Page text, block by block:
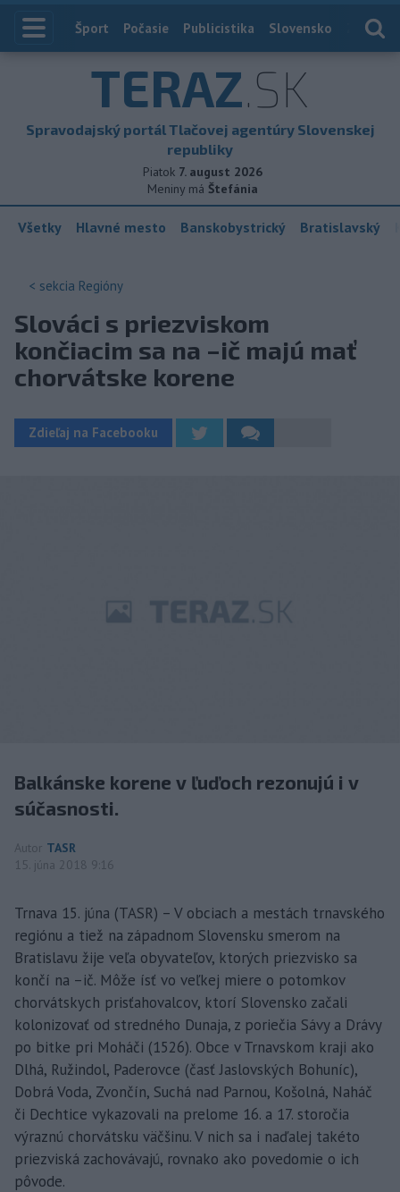
Index
Šport Počasie Publicistika Slovensko
TERAZ.SK
Spravodajský portál Tlačovej agentúry Slovenskej
republiky
Piatok 7. august 2026
Meniny má Štefánia
Všetky Hlavné mesto Banskobystrický Bratislavský
< sekcia Regióny
Slováci s priezviskom
končiacim sa na –ič majú mať
chorvátske korene
Zdieľaj na Facebooku
Balkánske korene v ľuďoch rezonujú i v
súčasnosti.
Autor TASR
15. júna 2018 9:16
Trnava 15. júna (TASR) – V obciach a mestách trnavského
regiónu a tiež na západnom Slovensku smerom na
Bratislavu žije veľa obyvateľov, ktorých priezvisko sa
končí na –ič. Môže ísť vo veľkej miere o potomkov
chorvátskych prisťahovalcov, ktorí Slovensko začali
kolonizovať od stredného Dunaja, z poriečia Sávy a Drávy
po bitke pri Moháči (1526). Obce v Trnavskom kraji ako
Dlhá, Ružindol, Paderovce (časť Jaslovských Bohuníc),
Dobrá Voda, Zvončín, Suchá nad Parnou, Košolná, Naháč
či Dechtice vykazovali na prelome 16. a 17. storočia
výraznú chorvátsku väčšinu. V nich sa i naďalej takéto
priezviská zachovávajú, rovnako ako povedomie o ich
pôvode.